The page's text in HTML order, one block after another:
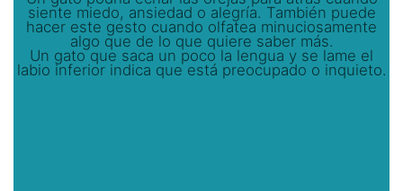
siente miedo, ansiedad o alegría. También puede
hacer este gesto cuando olfatea minuciosamente
algo que de lo que quiere saber más.
Un gato que saca un poco la lengua y se lame el
labio inferior indica que está preocupado o inquieto.